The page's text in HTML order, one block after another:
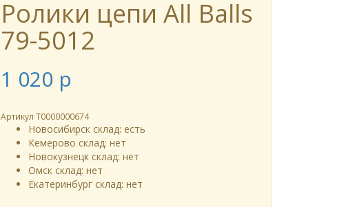
Ролики цепи All Balls
79-5012
1 020 p
Артикул Т0000000674
Новосибирск склад: есть
Кемерово склад: нет
Новокузнецк склад: нет
Омск склад: нет
Екатеринбург склад: нет